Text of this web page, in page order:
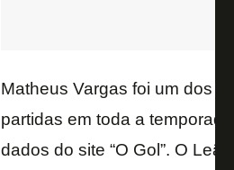
Matheus Vargas foi um dos
partidas em toda a
dados do site “O Gol”. O